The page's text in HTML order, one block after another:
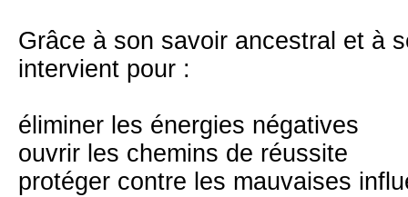
Grâce à son savoir ancestral et à
intervient pour :
éliminer les énergies négatives
ouvrir les chemins de réussite
protéger contre les mauvaises